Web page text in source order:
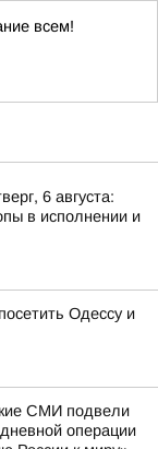
всем!
6 августа:
в исполнении и
Одессу и
СМИ подвели
операции